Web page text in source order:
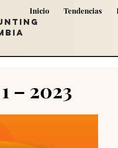
Inicio Tendencias
– 2023